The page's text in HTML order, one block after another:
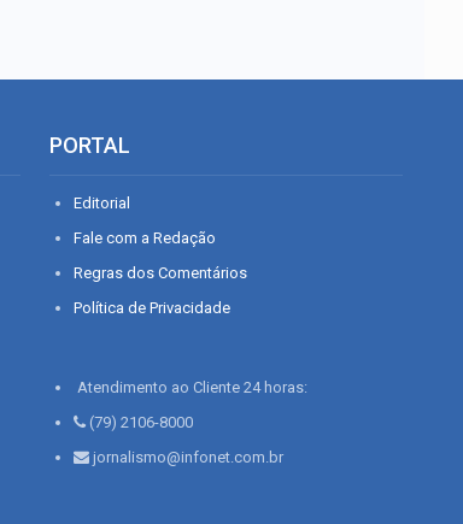
PORTAL
Editorial
Fale com a Redação
Regras dos Comentários
Política de Privacidade
Atendimento ao Cliente 24 horas:
(79) 2106-8000
jornalismo@infonet.com.br